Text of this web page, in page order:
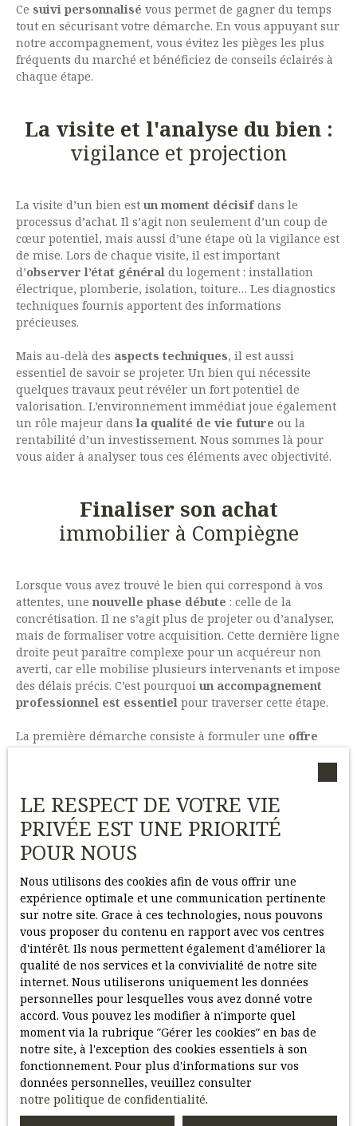
Ce suivi personnalisé vous permet de gagner du temps
tout en sécurisant votre démarche. En vous appuyant sur
notre accompagnement, vous évitez les pièges les plus
fréquents du marché et bénéficiez de conseils éclairés à
chaque étape.
La visite et l'analyse du bien :
vigilance et projection
La visite d’un bien est un moment décisifdans le
processus d’achat. Il s’agit non seulement d’un coup de
cœur potentiel, mais aussi d’une étape où la vigilance est
de mise. Lors de chaque visite, il est important
d’observer l’état général du logement : installation
électrique, plomberie, isolation, toiture… Les diagnostics
techniques fournis apportent des informations
précieuses.
Mais au-delà des aspects techniques, il est aussi
essentiel de savoir se projeter. Un bien qui nécessite
quelques travaux peut révéler un fort potentiel de
valorisation. L’environnement immédiat joue également
un rôle majeur dansla qualité de vie future ou la
rentabilité d’un investissement. Nous sommes là pour
vous aider à analyser tous ces éléments avec objectivité.
Finaliser son achat
immobilier à Compiègne
Lorsque vous avez trouvé le bien qui correspond à vos
attentes, une nouvelle phase débute : celle de la
concrétisation. Il ne s’agit plus de projeter ou d’analyser,
mais de formaliser votre acquisition. Cette dernière ligne
droite peut paraître complexe pour un acquéreur non
averti, car elle mobilise plusieurs intervenants et impose
des délais précis. C’est pourquoi un accompagnement
professionnel est essentiel pour traverser cette étape.
La première démarche consiste à formuler une offre
d’achat écrite, dans laquelle vous proposez un prix
accord trouvé, vient la signature ducompromis de
vente. Ce document engage juridiquement les deux
parties et précise toutes les conditions de la transaction :
prix, financement, délais, conditions suspensives et
Compiègne, comme partout en France, ce compromis
ouvre une période d’environ trois mois avant la
signature de l’acte définitif.
Au sein de notre agence immobilière àCompiègne, nous
veillons à ce que chaque étape se déroule sans accroc.
Nous vous aidons àconstituer un dossier complet
faire le lien entre les différentes parties prenantes :
vendeur, notaire, courtier, syndic le cas échéant. Nous
intervenons aussi pournégocier certaines conditions
de ventesi cela peut améliorer votre position, tout en
vous apportant un regard objectif sur les clauses
contractuelles.
LE RESPECT DE VOTRE VIE
PRIVÉE EST UNE PRIORITÉ
POUR NOUS
Nous utilisons des cookies afin de vous offrir une
expérience optimale et une communication pertinente
sur notre site. Grace à ces technologies, nous pouvons
vous proposer du contenu en rapport avec vos centres
d'intérêt. Ils nous permettent également d'améliorer la
qualité de nos services et la convivialité de notre site
internet. Nous utiliserons uniquement les données
personnelles pour lesquelles vous avez donné votre
accord. Vous pouvez les modifier à n'importe quel
moment via la rubrique ″Gérer les cookies″ en bas de
notre site, à l'exception des cookies essentiels à son
fonctionnement. Pour plus d'informations sur vos
données personnelles, veuillez consulter
notre politique de confidentialité.